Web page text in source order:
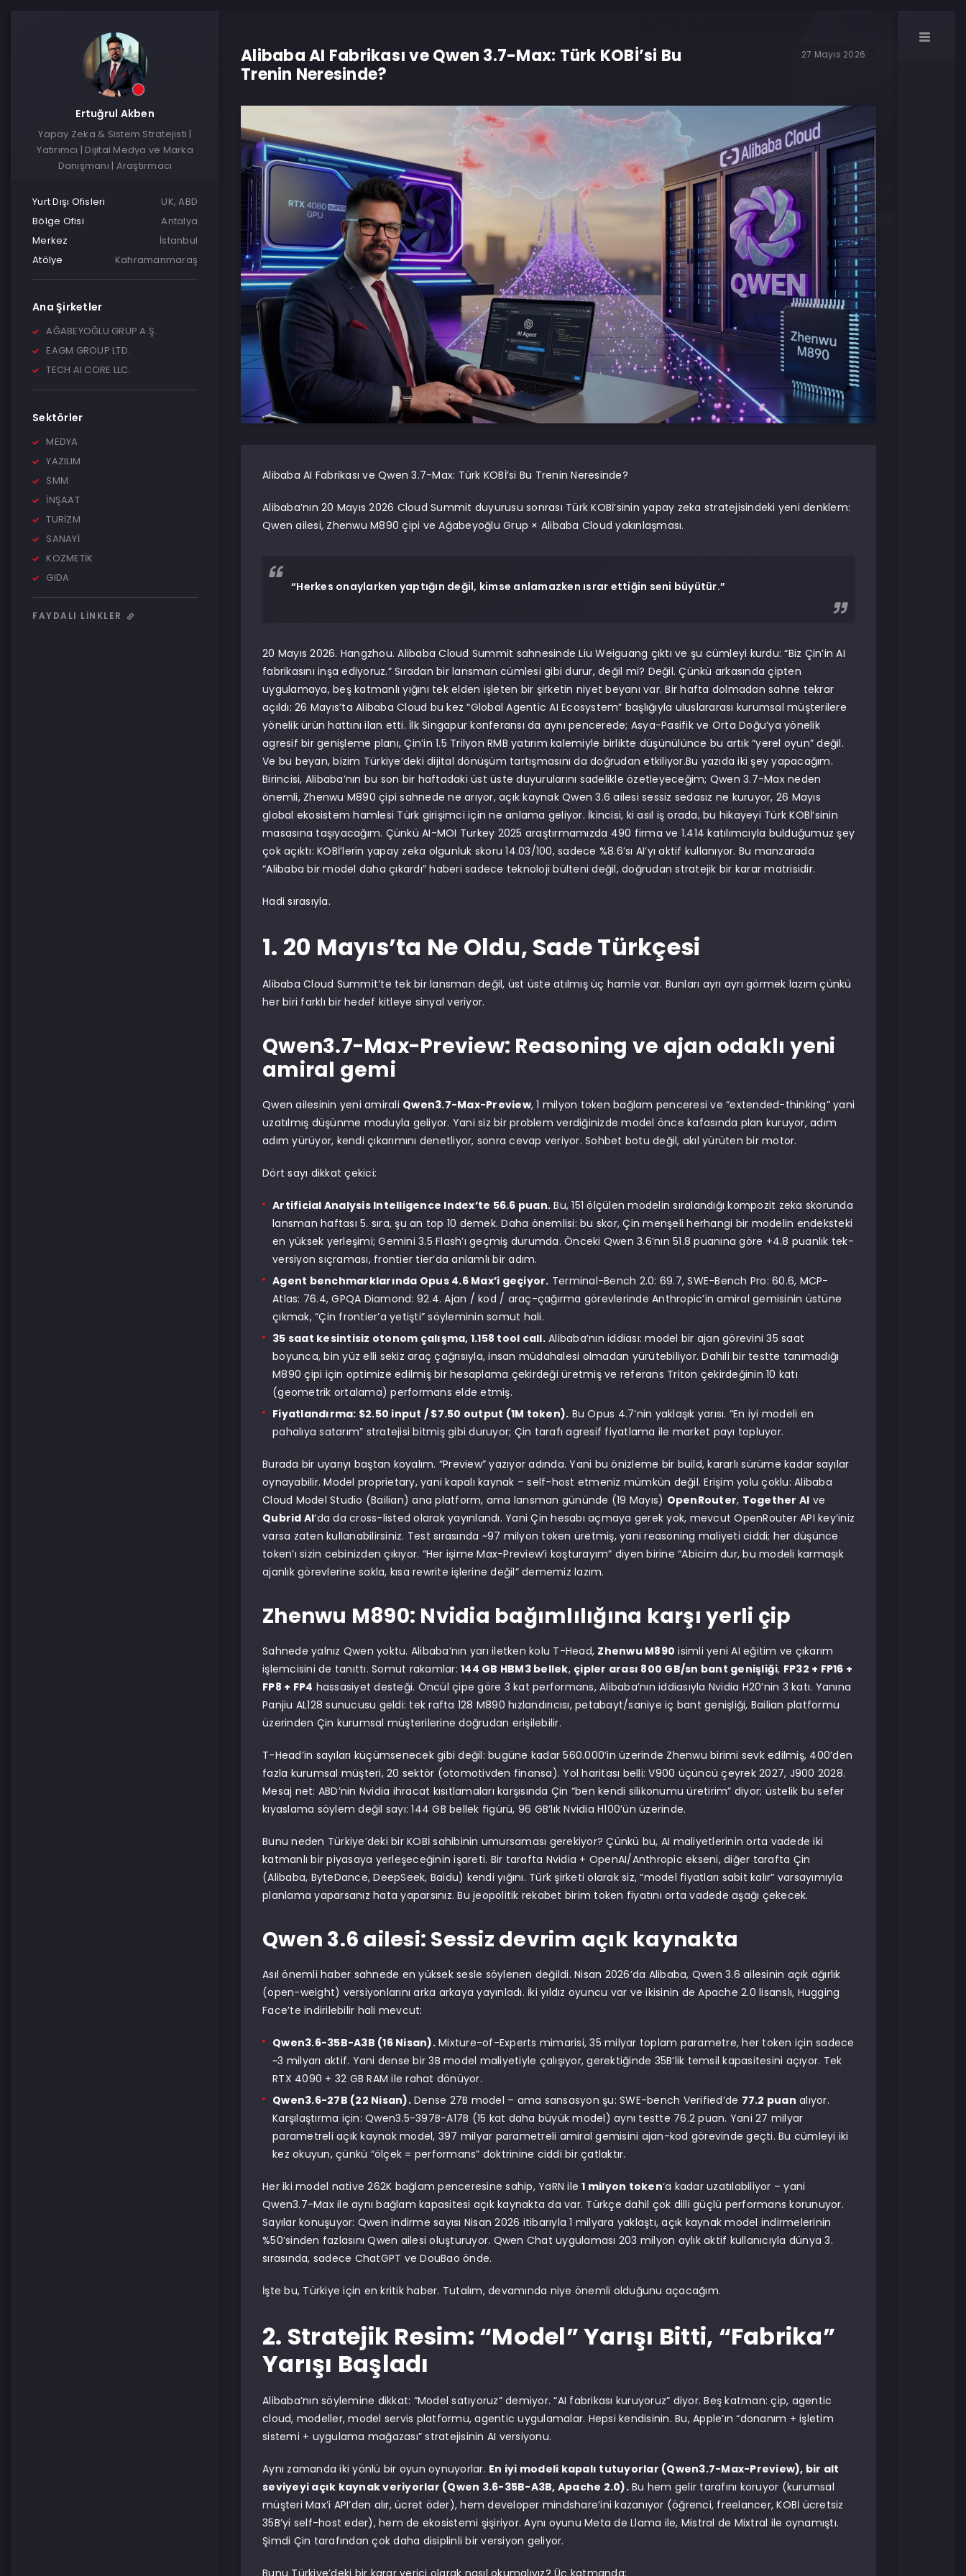
Ertuğrul Akben
Yapay Zeka & Sistem Stratejisti |
Yatırımcı | Dijital Medya ve Marka
Danışmanı | Araştırmacı
Yurt Dışı Ofisleri
UK, ABD
Bölge Ofisi
Antalya
Merkez
İstanbul
Atölye
Kahramanmaraş
Ana Şirketler
AĞABEYOĞLU GRUP A.Ş.
EAGM GROUP LTD.
TECH AI CORE LLC.
Sektörler
MEDYA
YAZILIM
SMM
İNŞAAT
TURİZM
SANAYİ
KOZMETİK
GIDA
FAYDALI LINKLER
Alibaba AI Fabrikası ve Qwen 3.7-Max: Türk KOBİ’si Bu
Trenin Neresinde?
27 Mayıs 2026
Alibaba AI Fabrikası ve Qwen 3.7-Max: Türk KOBİ’si Bu Trenin Neresinde?
Alibaba’nın 20 Mayıs 2026 Cloud Summit duyurusu sonrası Türk KOBİ’sinin yapay zeka stratejisindeki yeni denklem:
Qwen ailesi, Zhenwu M890 çipi ve Ağabeyoğlu Grup × Alibaba Cloud yakınlaşması.
“Herkes onaylarken yaptığın değil, kimse anlamazken ısrar ettiğin seni büyütür.”
20 Mayıs 2026. Hangzhou. Alibaba Cloud Summit sahnesinde Liu Weiguang çıktı ve şu cümleyi kurdu: “Biz Çin’in AI
fabrikasını inşa ediyoruz.” Sıradan bir lansman cümlesi gibi durur, değil mi? Değil. Çünkü arkasında çipten
uygulamaya, beş katmanlı yığını tek elden işleten bir şirketin niyet beyanı var. Bir hafta dolmadan sahne tekrar
açıldı: 26 Mayıs’ta Alibaba Cloud bu kez “Global Agentic AI Ecosystem” başlığıyla uluslararası kurumsal müşterilere
yönelik ürün hattını ilan etti. İlk Singapur konferansı da aynı pencerede; Asya-Pasifik ve Orta Doğu’ya yönelik
agresif bir genişleme planı, Çin’in 1.5 Trilyon RMB yatırım kalemiyle birlikte düşünülünce bu artık “yerel oyun” değil.
Ve bu beyan, bizim Türkiye’deki dijital dönüşüm tartışmasını da doğrudan etkiliyor.Bu yazıda iki şey yapacağım.
Birincisi, Alibaba’nın bu son bir haftadaki üst üste duyurularını sadelikle özetleyeceğim; Qwen 3.7-Max neden
önemli, Zhenwu M890 çipi sahnede ne arıyor, açık kaynak Qwen 3.6 ailesi sessiz sedasız ne kuruyor, 26 Mayıs
global ekosistem hamlesi Türk girişimci için ne anlama geliyor. İkincisi, ki asıl iş orada, bu hikayeyi Türk KOBİ’sinin
masasına taşıyacağım. Çünkü AI-MOI Turkey 2025 araştırmamızda 490 firma ve 1.414 katılımcıyla bulduğumuz şey
çok açıktı: KOBİ’lerin yapay zeka olgunluk skoru 14.03/100, sadece %8.6’sı AI’yı aktif kullanıyor. Bu manzarada
“Alibaba bir model daha çıkardı” haberi sadece teknoloji bülteni değil, doğrudan stratejik bir karar matrisidir.
Hadi sırasıyla.
1. 20 Mayıs’ta Ne Oldu, Sade Türkçesi
Alibaba Cloud Summit’te tek bir lansman değil, üst üste atılmış üç hamle var. Bunları ayrı ayrı görmek lazım çünkü
her biri farklı bir hedef kitleye sinyal veriyor.
Qwen3.7-Max-Preview: Reasoning ve ajan odaklı yeni
amiral gemi
Qwen ailesinin yeni amirali Qwen3.7-Max-Preview, 1 milyon token bağlam penceresi ve “extended-thinking” yani
uzatılmış düşünme moduyla geliyor. Yani siz bir problem verdiğinizde model önce kafasında plan kuruyor, adım
adım yürüyor, kendi çıkarımını denetliyor, sonra cevap veriyor. Sohbet botu değil, akıl yürüten bir motor.
Dört sayı dikkat çekici:
Artificial Analysis Intelligence Index’te 56.6 puan. Bu, 151 ölçülen modelin sıralandığı kompozit zeka skorunda
lansman haftası 5. sıra, şu an top 10 demek. Daha önemlisi: bu skor, Çin menşeli herhangi bir modelin endeksteki
en yüksek yerleşimi; Gemini 3.5 Flash’ı geçmiş durumda. Önceki Qwen 3.6’nın 51.8 puanına göre +4.8 puanlık tek-
versiyon sıçraması, frontier tier’da anlamlı bir adım.
Agent benchmarklarında Opus 4.6 Max’i geçiyor. Terminal-Bench 2.0: 69.7, SWE-Bench Pro: 60.6, MCP-
Atlas: 76.4, GPQA Diamond: 92.4. Ajan / kod / araç-çağırma görevlerinde Anthropic’in amiral gemisinin üstüne
çıkmak, “Çin frontier’a yetişti” söyleminin somut hali.
35 saat kesintisiz otonom çalışma, 1.158 tool call.Alibaba’nın iddiası: model bir ajan görevini 35 saat
boyunca, bin yüz elli sekiz araç çağrısıyla, insan müdahalesi olmadan yürütebiliyor. Dahili bir testte tanımadığı
M890 çipi için optimize edilmiş bir hesaplama çekirdeği üretmiş ve referans Triton çekirdeğinin 10 katı
(geometrik ortalama) performans elde etmiş.
Fiyatlandırma: $2.50 input / $7.50 output (1M token). Bu Opus 4.7’nin yaklaşık yarısı. “En iyi modeli en
pahalıya satarım” stratejisi bitmiş gibi duruyor; Çin tarafı agresif fiyatlama ile market payı topluyor.
Burada bir uyarıyı baştan koyalım. “Preview” yazıyor adında. Yani bu önizleme bir build, kararlı sürüme kadar sayılar
oynayabilir. Model proprietary, yani kapalı kaynak – self-host etmeniz mümkün değil. Erişim yolu çoklu: Alibaba
Cloud Model Studio (Bailian) ana platform, ama lansman gününde (19 Mayıs) OpenRouter, Together AI ve
Qubrid AI‘da da cross-listed olarak yayınlandı. Yani Çin hesabı açmaya gerek yok, mevcut OpenRouter API key’iniz
varsa zaten kullanabilirsiniz. Test sırasında ~97 milyon token üretmiş, yani reasoning maliyeti ciddi; her düşünce
token’ı sizin cebinizden çıkıyor. “Her işime Max-Preview’i koşturayım” diyen birine “Abicim dur, bu modeli karmaşık
ajanlık görevlerine sakla, kısa rewrite işlerine değil” dememiz lazım.
Zhenwu M890: Nvidia bağımlılığına karşı yerli çip
Sahnede yalnız Qwen yoktu. Alibaba’nın yarı iletken kolu T-Head, Zhenwu M890 isimli yeni AI eğitim ve çıkarım
işlemcisini de tanıttı. Somut rakamlar: 144 GB HBM3 bellek, çipler arası 800 GB/sn bant genişliği, FP32 + FP16 +
FP8 + FP4 hassasiyet desteği. Öncül çipe göre 3 kat performans, Alibaba’nın iddiasıyla Nvidia H20’nin 3 katı. Yanına
Panjiu AL128 sunucusu geldi: tek rafta 128 M890 hızlandırıcısı, petabayt/saniye iç bant genişliği, Bailian platformu
üzerinden Çin kurumsal müşterilerine doğrudan erişilebilir.
T-Head’in sayıları küçümsenecek gibi değil: bugüne kadar 560.000’in üzerinde Zhenwu birimi sevk edilmiş, 400’den
fazla kurumsal müşteri, 20 sektör (otomotivden finansa). Yol haritası belli: V900 üçüncü çeyrek 2027, J900 2028.
Mesaj net: ABD’nin Nvidia ihracat kısıtlamaları karşısında Çin “ben kendi silikonumu üretirim” diyor; üstelik bu sefer
kıyaslama söylem değil sayı: 144 GB bellek figürü, 96 GB’lık Nvidia H100’ün üzerinde.
Bunu neden Türkiye’deki bir KOBİ sahibinin umursaması gerekiyor? Çünkü bu, AI maliyetlerinin orta vadede iki
katmanlı bir piyasaya yerleşeceğinin işareti. Bir tarafta Nvidia + OpenAI/Anthropic ekseni, diğer tarafta Çin
(Alibaba, ByteDance, DeepSeek, Baidu) kendi yığını. Türk şirketi olarak siz, “model fiyatları sabit kalır” varsayımıyla
planlama yaparsanız hata yaparsınız. Bu jeopolitik rekabet birim token fiyatını orta vadede aşağı çekecek.
Qwen 3.6 ailesi: Sessiz devrim açık kaynakta
Asıl önemli haber sahnede en yüksek sesle söylenen değildi. Nisan 2026’da Alibaba, Qwen 3.6 ailesinin açık ağırlık
(open-weight) versiyonlarını arka arkaya yayınladı. İki yıldız oyuncu var ve ikisinin de Apache 2.0 lisanslı, Hugging
Face’te indirilebilir hali mevcut:
Qwen3.6-35B-A3B (16 Nisan).Mixture-of-Experts mimarisi, 35 milyar toplam parametre, her token için sadece
~3 milyarı aktif. Yani dense bir 3B model maliyetiyle çalışıyor, gerektiğinde 35B’lik temsil kapasitesini açıyor. Tek
RTX 4090 + 32 GB RAM ile rahat dönüyor.
Qwen3.6-27B (22 Nisan).Dense 27B model – ama sansasyon şu: SWE-bench Verified’de 77.2 puan alıyor.
Karşılaştırma için: Qwen3.5-397B-A17B (15 kat daha büyük model) aynı testte 76.2 puan. Yani 27 milyar
parametreli açık kaynak model, 397 milyar parametreli amiral gemisini ajan-kod görevinde geçti. Bu cümleyi iki
kez okuyun, çünkü “ölçek = performans” doktrinine ciddi bir çatlaktır.
Her iki model native 262K bağlam penceresine sahip, YaRN ile1 milyon token‘a kadar uzatılabiliyor – yani
Qwen3.7-Max ile aynı bağlam kapasitesi açık kaynakta da var. Türkçe dahil çok dilli güçlü performans korunuyor.
Sayılar konuşuyor: Qwen indirme sayısı Nisan 2026 itibarıyla 1 milyara yaklaştı, açık kaynak model indirmelerinin
%50’sinden fazlasını Qwen ailesi oluşturuyor. Qwen Chat uygulaması 203 milyon aylık aktif kullanıcıyla dünya 3.
sırasında, sadece ChatGPT ve DouBao önde.
İşte bu, Türkiye için en kritik haber. Tutalım, devamında niye önemli olduğunu açacağım.
2. Stratejik Resim: “Model” Yarışı Bitti, “Fabrika”
Yarışı Başladı
Alibaba’nın söylemine dikkat: “Model satıyoruz” demiyor. “AI fabrikası kuruyoruz” diyor. Beş katman: çip, agentic
cloud, modeller, model servis platformu, agentic uygulamalar. Hepsi kendisinin. Bu, Apple’ın “donanım + işletim
sistemi + uygulama mağazası” stratejisinin AI versiyonu.
Aynı zamanda iki yönlü bir oyun oynuyorlar. En iyi modeli kapalı tutuyorlar (Qwen3.7-Max-Preview), bir alt
seviyeyi açık kaynak veriyorlar (Qwen 3.6-35B-A3B, Apache 2.0).Bu hem gelir tarafını koruyor (kurumsal
müşteri Max’i API’den alır, ücret öder), hem developer mindshare’ini kazanıyor (öğrenci, freelancer, KOBİ ücretsiz
35B’yi self-host eder), hem de ekosistemi şişiriyor. Aynı oyunu Meta de Llama ile, Mistral de Mixtral ile oynamıştı.
Şimdi Çin tarafından çok daha disiplinli bir versiyon geliyor.
Bunu Türkiye’deki bir karar verici olarak nasıl okumalıyız? Üç katmanda: